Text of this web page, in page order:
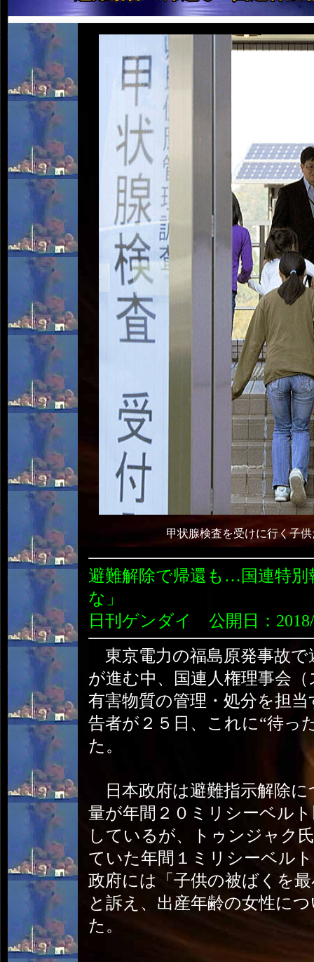
甲状腺検査を受けに行く子
避難解除で帰還も…国連特別
な」
日刊ゲンダイ 公開日：2018/
東京電力の福島原発事故で
が進む中、国連人権理事会
有害物質の管理・処分を担
告者が２５日、これに“待っ
た。
日本政府は避難指示解除に
量が年間２０ミリシーベル
しているが、トゥンジャク
ていた年間１ミリシーベル
政府には「子供の被ばくを
と訴え、出産年齢の女性に
た。